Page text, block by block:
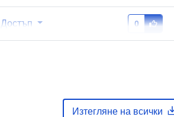
Достъп 0
Изтегляне на всички